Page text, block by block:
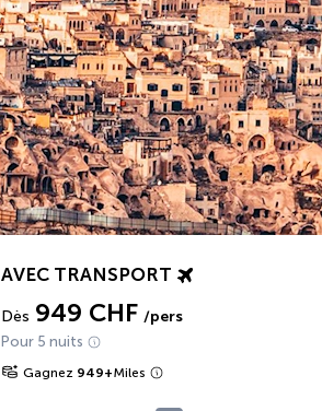
AVEC TRANSPORT
Dès 949 CHF /pers
Pour 5 nuits
Gagnez 949+Miles